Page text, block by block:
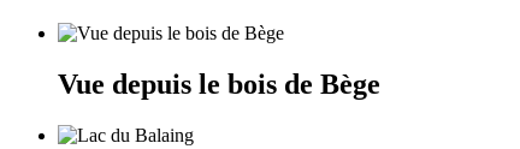
Vue depuis le bois de Bège